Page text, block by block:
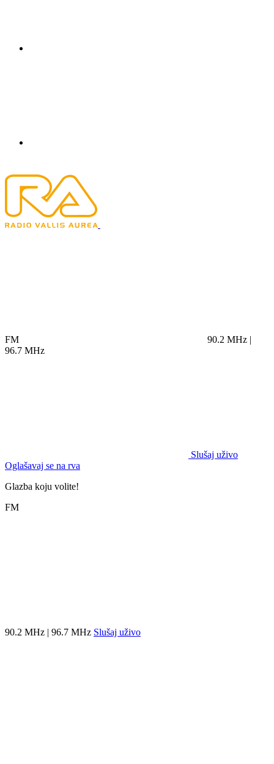
FM
90.2 MHz |
96.7 MHz
Slušaj uživo
Oglašavaj se na rva
Glazba koju volite!
FM
90.2 MHz | 96.7 MHz Slušaj uživo